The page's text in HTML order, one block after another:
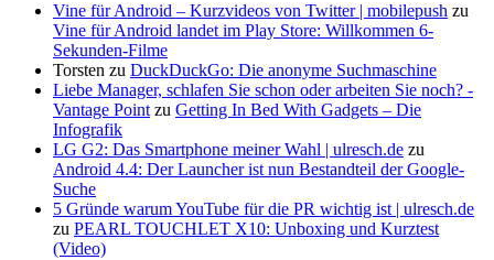
Vine für Android – Kurzvideos von Twitter | mobilepush zu
Vine für Android landet im Play Store: Willkommen 6-
Sekunden-Filme
Torsten zu DuckDuckGo: Die anonyme Suchmaschine
Liebe Manager, schlafen Sie schon oder arbeiten Sie noch? -
Vantage Pointzu Getting In Bed With Gadgets – Die
Infografik
LG G2: Das Smartphone meiner Wahl | ulresch.de zu
Android 4.4: Der Launcher ist nun Bestandteil der Google-
Suche
5 Gründe warum YouTube für die PR wichtig ist | ulresch.de
zu PEARL TOUCHLET X10: Unboxing und Kurztest
(Video)